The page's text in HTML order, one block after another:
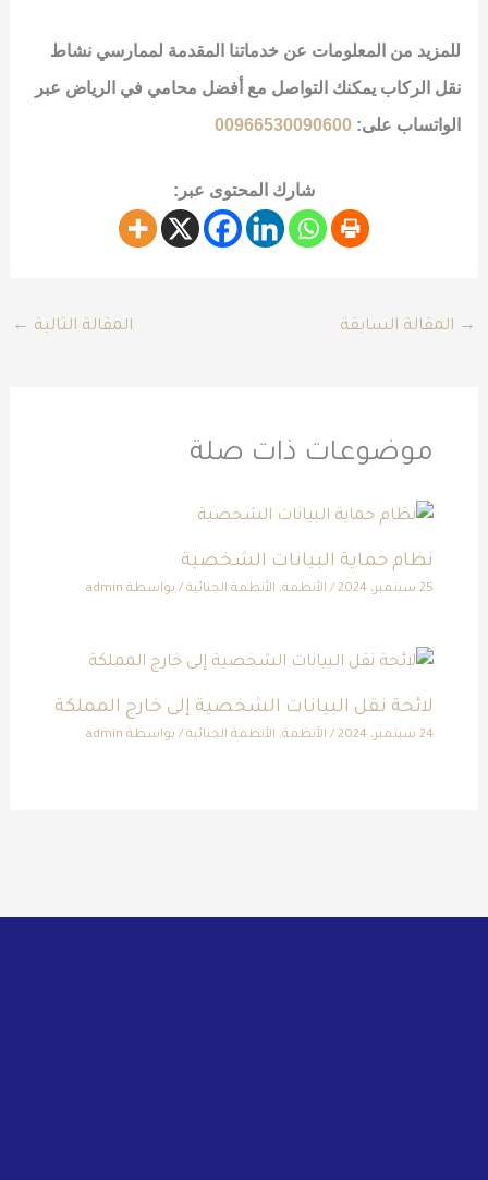
للمزيد من المعلومات عن خدماتنا المقدمة لممارسي نشاط
نقل الركاب يمكنك التواصل مع أفضل محامي في الرياض عبر
الواتساب على:00966530090600
شارك المحتوى عبر:
→ المقالة السابقة المقالة التالية ←
موضوعات ذات صلة
نظام حماية البيانات الشخصية
25 سبتمبر، 2024 / الأنظمة, الأنظمة الجنائية/ بواسطة admin
لائحة نقل البيانات الشخصية إلى خارج المملكة
24 سبتمبر، 2024 / الأنظمة, الأنظمة الجنائية/ بواسطة admin